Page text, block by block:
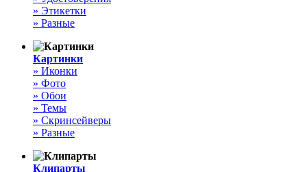
» Этикетки
» Разные
Картинки
» Иконки
» Фото
» Обои
» Темы
» Скринсейверы
» Разные
Клипарты